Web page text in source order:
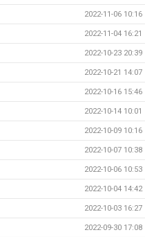
2022-11-06 10:16
2022-11-04 16:21
2022-10-23 20:39
2022-10-21 14:07
2022-10-16 15:46
2022-10-14 10:01
2022-10-09 10:16
2022-10-07 10:38
2022-10-06 10:53
2022-10-04 14:42
2022-10-03 16:27
2022-09-30 17:08